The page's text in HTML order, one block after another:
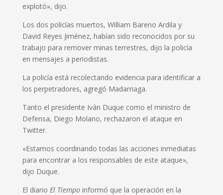
explotó», dijo.
Los dos policías muertos, William Bareno Ardila y
David Reyes Jiménez, habían sido reconocidos por su
trabajo para remover minas terrestres, dijo la policía
en mensajes a periodistas.
La policía está recolectando evidencia para identificar a
los perpetradores, agregó Madarriaga.
Tanto el presidente Iván Duque como el ministro de
Defensa, Diego Molano, rechazaron el ataque en
Twitter.
«Estamos coordinando todas las acciones inmediatas
para encontrar a los responsables de este ataque»,
dijo Duque.
El diario El Tiempo informó que la operación en la